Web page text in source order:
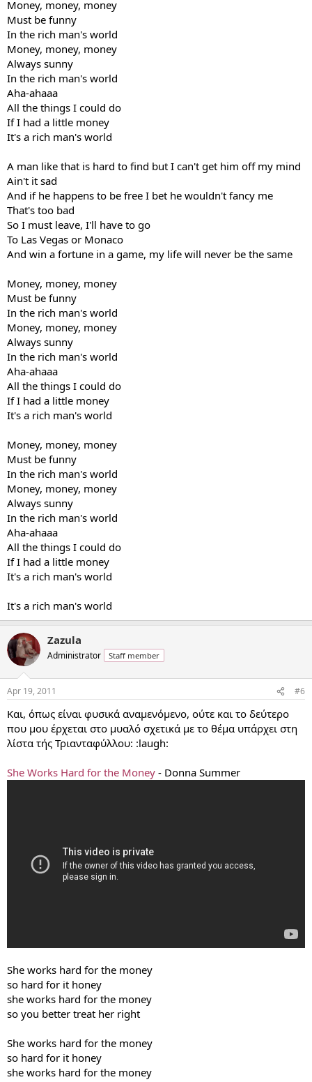
Money, money, money
Must be funny
In the rich man's world
Money, money, money
Always sunny
In the rich man's world
Aha-ahaaa
All the things I could do
If I had a little money
It's a rich man's world
A man like that is hard to find but I can't get him off my mind
Ain't it sad
And if he happens to be free I bet he wouldn't fancy me
That's too bad
So I must leave, I'll have to go
To Las Vegas or Monaco
And win a fortune in a game, my life will never be the same
Money, money, money
Must be funny
In the rich man's world
Money, money, money
Always sunny
In the rich man's world
Aha-ahaaa
All the things I could do
If I had a little money
It's a rich man's world
Money, money, money
Must be funny
In the rich man's world
Money, money, money
Always sunny
In the rich man's world
Aha-ahaaa
All the things I could do
If I had a little money
It's a rich man's world
It's a rich man's world
Zazula
Administrator Staff member
Apr 19, 2011 #6
Και, όπως είναι φυσικά αναμενόμενο, ούτε και το δεύτερο
που μου έρχεται στο μυαλό σχετικά με το θέμα υπάρχει στη
λίστα τής Τριανταφύλλου: :laugh:
She Works Hard for the Money - Donna Summer
She works hard for the money
so hard for it honey
she works hard for the money
so you better treat her right
She works hard for the money
so hard for it honey
she works hard for the money